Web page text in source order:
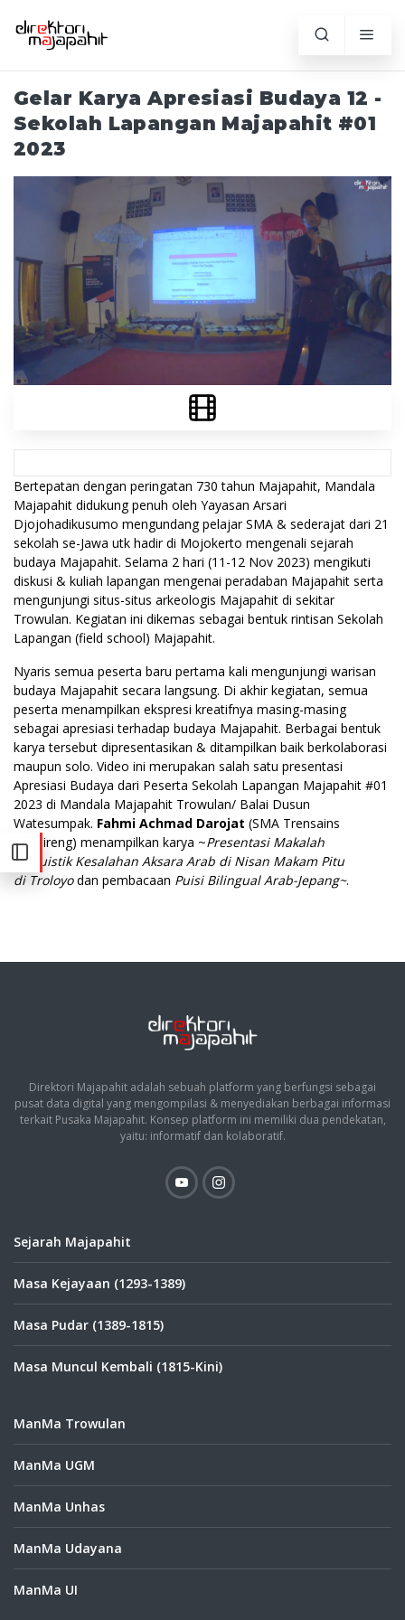
Gelar Karya Apresiasi Budaya 12 -
Sekolah Lapangan Majapahit #01
2023
Bertepatan dengan peringatan 730 tahun Majapahit, Mandala
Majapahit didukung penuh oleh Yayasan Arsari
Djojohadikusumo mengundang pelajar SMA & sederajat dari 21
sekolah se-Jawa utk hadir di Mojokerto mengenali sejarah
budaya Majapahit. Selama 2 hari (11-12 Nov 2023) mengikuti
diskusi & kuliah lapangan mengenai peradaban Majapahit serta
mengunjungi situs-situs arkeologis Majapahit di sekitar
Trowulan. Kegiatan ini dikemas sebagai bentuk rintisan Sekolah
Lapangan (field school) Majapahit.
Nyaris semua peserta baru pertama kali mengunjungi warisan
budaya Majapahit secara langsung. Di akhir kegiatan, semua
peserta menampilkan ekspresi kreatifnya masing-masing
sebagai apresiasi terhadap budaya Majapahit. Berbagai bentuk
karya tersebut dipresentasikan & ditampilkan baik berkolaborasi
maupun solo. Video ini merupakan salah satu presentasi
Apresiasi Budaya dari Peserta Sekolah Lapangan Majapahit #01
2023 di Mandala Majapahit Trowulan/ Balai Dusun
Watesumpak. Fahmi Achmad Darojat (SMA Trensains
Tebuireng) menampilkan karya ~Presentasi Makalah
Linguistik Kesalahan Aksara Arab di Nisan Makam Pitu
di Troloyodan pembacaan Puisi Bilingual Arab-Jepang~.
Direktori Majapahit adalah sebuah platform yang berfungsi sebagai
pusat data digital yang mengompilasi & menyediakan berbagai informasi
terkait Pusaka Majapahit. Konsep platform ini memiliki dua pendekatan,
yaitu: informatif dan kolaboratif.
Sejarah Majapahit
Masa Kejayaan (1293-1389)
Masa Pudar (1389-1815)
Masa Muncul Kembali (1815-Kini)
ManMa Trowulan
ManMa UGM
ManMa Unhas
ManMa Udayana
ManMa UI